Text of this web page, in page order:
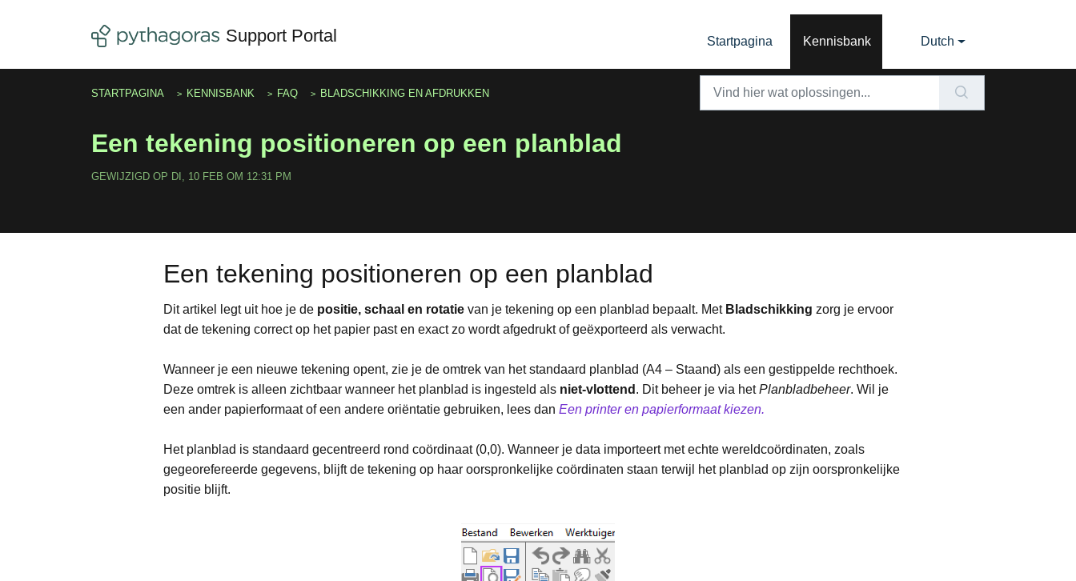
Support Portal Startpagina Kennisbank Dutch
STARTPAGINA KENNISBANK FAQ BLADSCHIKKING EN AFDRUKKEN
Een tekening positioneren op een planblad
GEWIJZIGD OP DI, 10 FEB OM 12:31 PM
Een tekening positioneren op een planblad
Dit artikel legt uit hoe je de positie, schaal en rotatie van je tekening op een planblad bepaalt. Met Bladschikking zorg je ervoor
dat de tekening correct op het papier past en exact zo wordt afgedrukt of geëxporteerd als verwacht.
Wanneer je een nieuwe tekening opent, zie je de omtrek van het standaard planblad (A4 – Staand) als een gestippelde rechthoek.
Deze omtrek is alleen zichtbaar wanneer het planblad is ingesteld als niet-vlottend . Dit beheer je via hetPlanbladbeheer. Wil je
een ander papierformaat of een andere oriëntatie gebruiken, lees dan Een printer en papierformaat kiezen.
Het planblad is standaard gecentreerd rond coördinaat (0,0). Wanneer je data importeert met echte wereldcoördinaten, zoals
gegeorefereerde gegevens, blijft de tekening op haar oorspronkelijke coördinaten staan terwijl het planblad op zijn oorspronkelijke
positie blijft.